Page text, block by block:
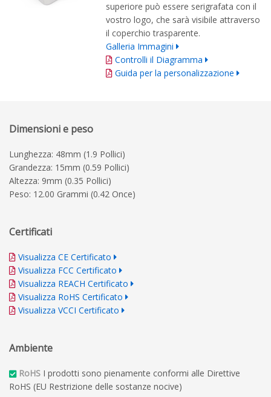
superiore può essere serigrafata con il
vostro logo, che sarà visibile attraverso
il coperchio trasparente.
Galleria Immagini
Controlli il Diagramma
Guida per la personalizzazione
Dimensioni e peso
Lunghezza: 48mm (1.9 Pollici)
Grandezza: 15mm (0.59 Pollici)
Altezza: 9mm (0.35 Pollici)
Peso: 12.00 Grammi (0.42 Once)
Certificati
Visualizza CE Certificato
Visualizza FCC Certificato
Visualizza REACH Certificato
Visualizza RoHS Certificato
Visualizza VCCI Certificato
Ambiente
RoHS I prodotti sono pienamente conformi alle Direttive
RoHS (EU Restrizione delle sostanze nocive)